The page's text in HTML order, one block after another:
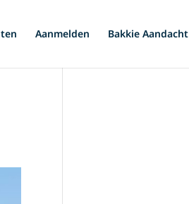
Aanmelden Bakkie Aandacht